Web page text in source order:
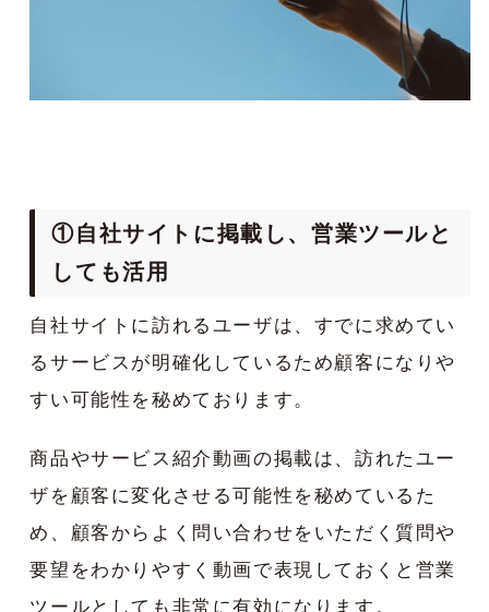
①自社サイトに掲載し、営業ツールと
しても活用
自社サイトに訪れるユーザは、すでに求めてい
るサービスが明確化しているため顧客になりや
すい可能性を秘めております。
商品やサービス紹介動画の掲載は、訪れたユー
ザを顧客に変化させる可能性を秘めているた
め、顧客からよく問い合わせをいただく質問や
要望をわかりやすく動画で表現しておくと営業
ツールとしても非常に有効になります。